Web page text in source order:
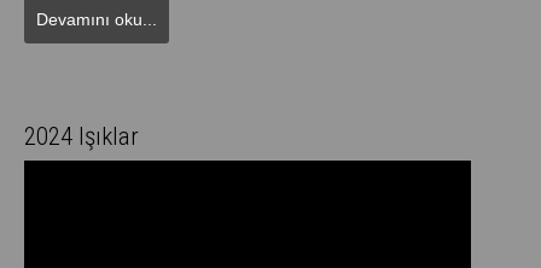
Devamını oku...
2024 Işıklar